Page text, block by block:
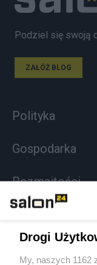
Podziel się swoją
ZAŁÓŻ BLOG
Polityka
Gospodarka
Rozmaitości
Sport
Drogi
My, naszych 1162